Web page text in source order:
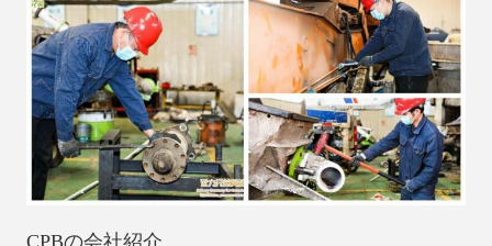
CPBの会社紹介